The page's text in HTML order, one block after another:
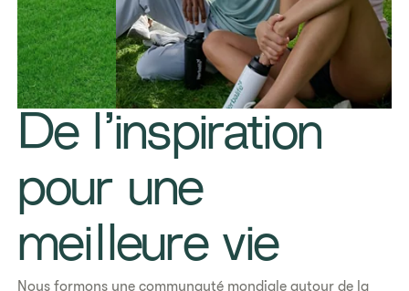
​De l’inspiration
pour une
meilleure vie
Nous formons une communauté mondiale autour de la